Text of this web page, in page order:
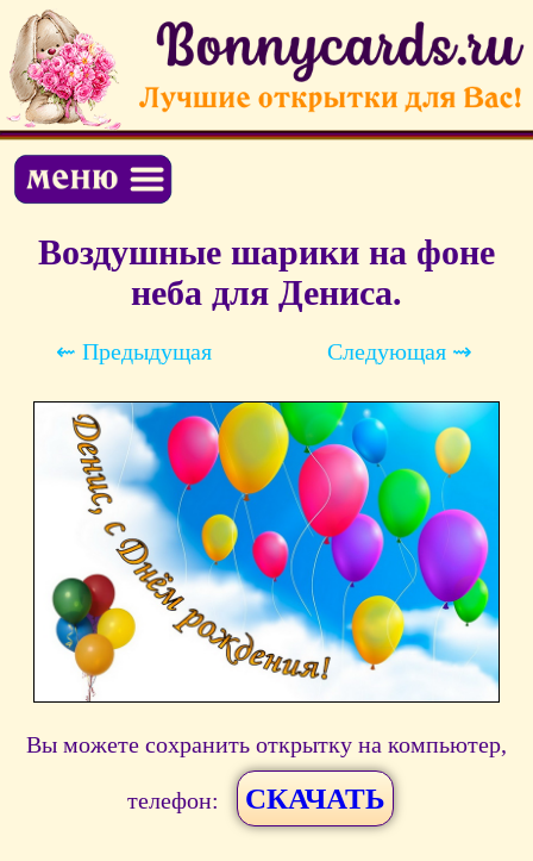
Воздушные шарики на фоне
неба для Дениса.
⇜ Предыдущая Следующая ⇝
Вы можете сохранить открытку на компьютер,
телефон: СКАЧАТЬ